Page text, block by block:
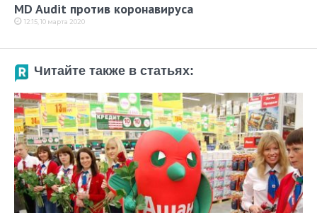
MD Audit против коронавируса
12:15, 10 марта 2020
Читайте также в статьях: